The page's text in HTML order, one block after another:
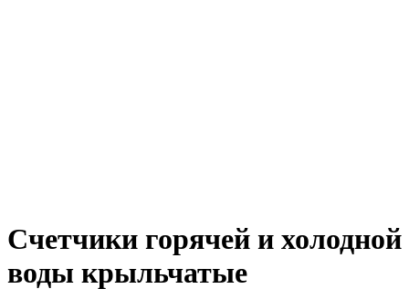
Счетчики горячей и холодной
воды крыльчатые